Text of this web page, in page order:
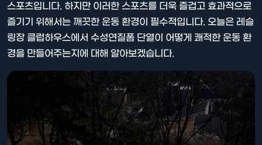
스포츠입니다. 하지만 이러한 스포츠를 더욱 즐겁고 효과적으로
즐기기 위해서는 깨끗한 운동 환경이 필수적입니다. 오늘은 레슬
링장 클럽하우스에서 수성연질폼 단열이 어떻게 쾌적한 운동 환
경을 만들어주는지에 대해 알아보겠습니다.